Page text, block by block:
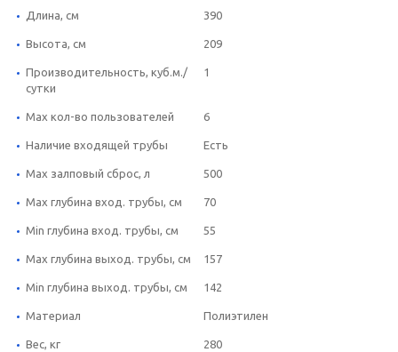
Длина, см 390
Высота, см 209
Производительность, куб.м./
сутки
1
Max кол-во пользователей 6
Наличие входящей трубы Есть
Max залповый сброс, л 500
Max глубина вход. трубы, см 70
Min глубина вход. трубы, см 55
Max глубина выход. трубы, см 157
Min глубина выход. трубы, см 142
Материал Полиэтилен
Вес, кг 280